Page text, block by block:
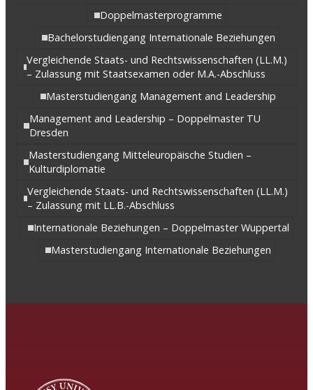
Doppelmasterprogramme
Bachelorstudiengang Internationale Beziehungen
Vergleichende Staats- und Rechtswissenschaften (LL.M.)
– Zulassung mit Staatsexamen oder M.A.-Abschluss
Masterstudiengang Management and Leadership
Management and Leadership – Doppelmaster TU
Dresden
Masterstudiengang Mitteleuropäische Studien –
Kulturdiplomatie
Vergleichende Staats- und Rechtswissenschaften (LL.M.)
– Zulassung mit LL.B.-Abschluss
Internationale Beziehungen – Doppelmaster Wuppertal
Masterstudiengang Internationale Beziehungen